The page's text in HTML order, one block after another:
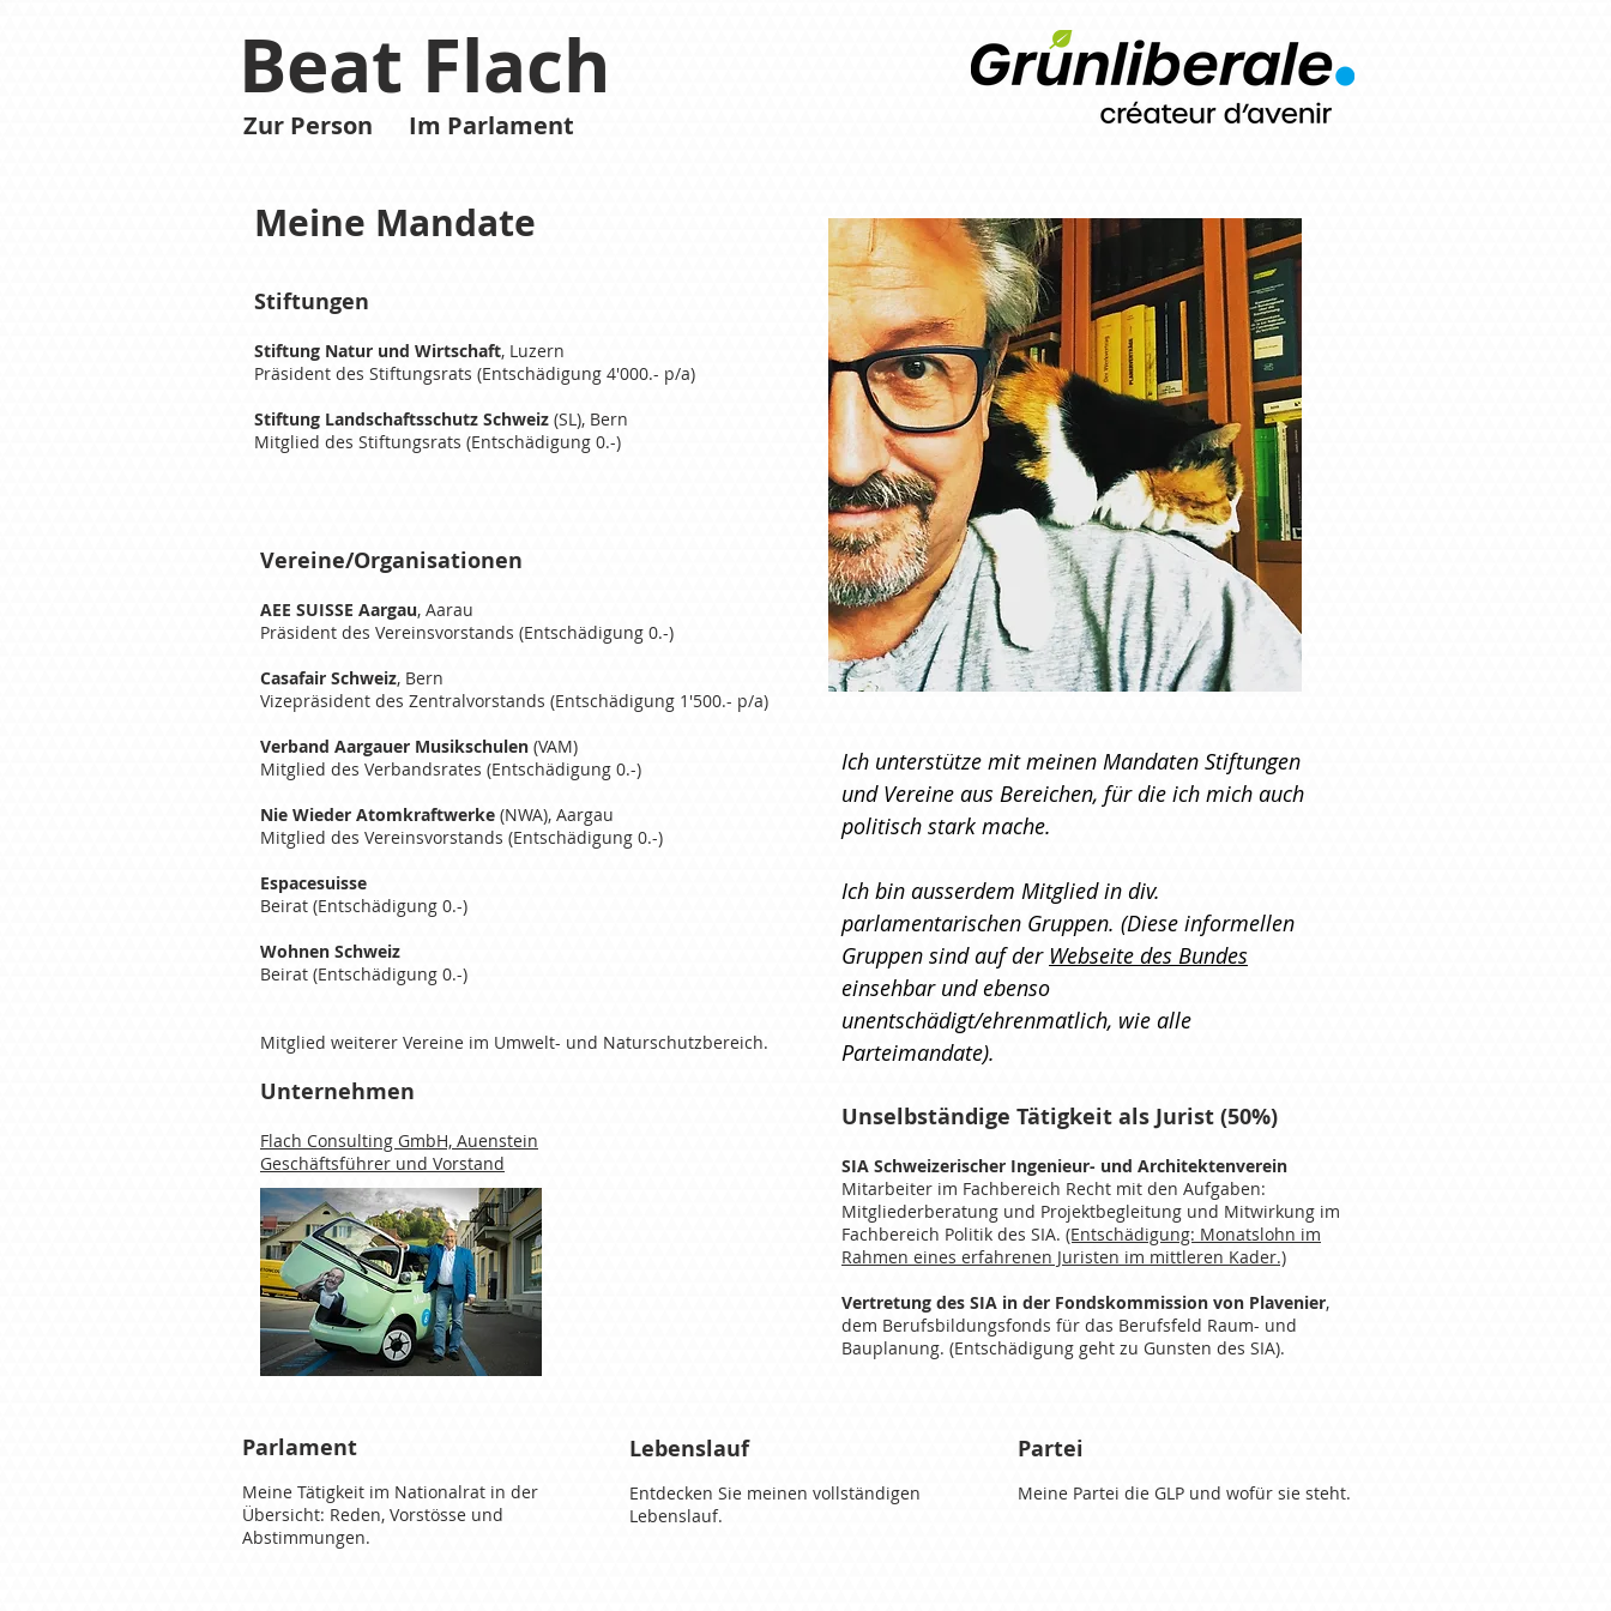
Beat Flach
Zur Person Im Parlament
Meine Mandate
Stiftungen
Stiftung Natur und Wirtschaft, Luzern
Präsident des Stiftungsrats (Entschädigung 4'000.- p/a)
Stiftung Landschaftsschutz Schweiz (SL), Bern
Mitglied des Stiftungsrats (Entschädigung 0.-)
Vereine/Organisationen
AEE SUISSE Aargau, Aarau
Präsident des Vereinsvorstands (Entschädigung 0.-)
Casafair Schweiz, Bern
Vizepräsident des Zentralvorstands (Entschädigung 1'500.- p/a)
Verband Aargauer Musikschulen (VAM)
Mitglied des Verbandsrates (Entschädigung 0.-)
Nie Wieder Atomkraftwerke (NWA), Aargau
Mitglied des Vereinsvorstands (Entschädigung 0.-)
Espacesuisse
Beirat (Entschädigung 0.-)
Wohnen Schweiz
Beirat (Entschädigung 0.-)
Mitglied weiterer Vereine im Umwelt- und Naturschutzbereich.
Unternehmen
Flach Consulting GmbH, Auenstein
Geschäftsführer und Vorstand
Ich unterstütze mit meinen Mandaten Stiftungen
und Vereine aus Bereichen, für die ich mich auch
politisch stark mache.
Ich bin ausserdem Mitglied in div.
parlamentarischen Gruppen. (Diese informellen
Gruppen sind auf der Webseite des Bundes
einsehbar und ebenso
unentschädigt/ehrenmatlich, wie alle
Parteimandate).
Unselbständige Tätigkeit als Jurist (50%)
SIA Schweizerischer Ingenieur- und Architektenverein
Mitarbeiter im Fachbereich Recht mit den Aufgaben:
Mitgliederberatung und Projektbegleitung und Mitwirkung im
Fachbereich Politik des SIA. (Entschädigung: Monatslohn im
Rahmen eines erfahrenen Juristen im mittleren Kader.)
Vertretung des SIA in der Fondskommission von Plavenier,
dem Berufsbildungsfonds für das Berufsfeld Raum- und
Bauplanung. (Entschädigung geht zu Gunsten des SIA).
Parlament
Meine Tätigkeit im Nationalrat in der
Übersicht: Reden, Vorstösse und
Abstimmungen.
Lebenslauf
Entdecken Sie meinen vollständigen
Lebenslauf.
Partei
Meine Partei die GLP und wofür sie steht.